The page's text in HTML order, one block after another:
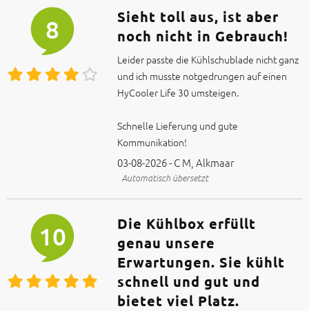
8
Sieht toll aus, ist aber
noch nicht in Gebrauch!
Leider passte die Kühlschublade nicht ganz
und ich musste notgedrungen auf einen
HyCooler Life 30 umsteigen.
Schnelle Lieferung und gute
Kommunikation!
03-08-2026 - C M, Alkmaar
Automatisch übersetzt
10
Die Kühlbox erfüllt
genau unsere
Erwartungen. Sie kühlt
schnell und gut und
bietet viel Platz.